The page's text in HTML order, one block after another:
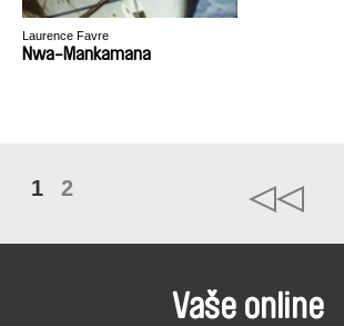
Laurence Favre
Nwa-Mankamana
1 2
Vaše online